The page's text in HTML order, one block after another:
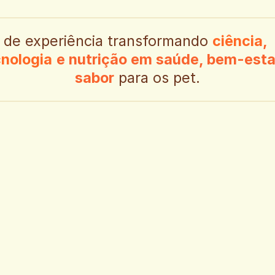
de experiência transformando ciência,
e nutrição em saúde, bem-
sabor para os pet.